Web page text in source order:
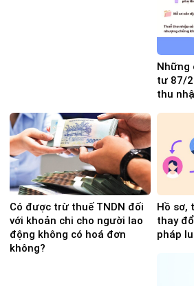
Những
tư 87/
thu
Có được trừ thuế TNDN đối
với khoản chi cho người lao
động không có hoá đơn
không?
Hồ sơ,
thay
pháp